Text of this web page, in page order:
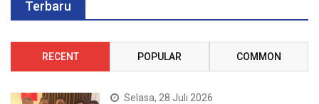
Terbaru
RECENT POPULAR COMMON
Selasa, 28 Juli 2026